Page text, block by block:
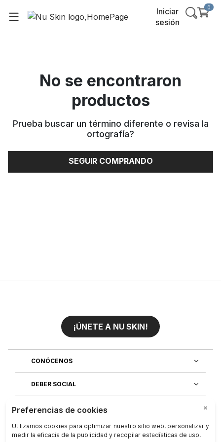
Iniciar
sesión
0
No se encontraron
productos
Prueba buscar un término diferente o revisa la
ortografía?
SEGUIR COMPRANDO
¡ÚNETE A NU SKIN!
CONÓCENOS
DEBER SOCIAL
ÚNETE AL EQUIPO
DESCUBRE NUESTRAS APLICACIONES